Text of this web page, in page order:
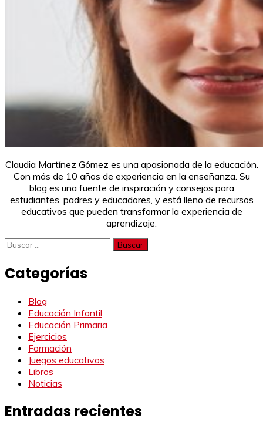
Claudia Martínez Gómez es una apasionada de la educación.
Con más de 10 años de experiencia en la enseñanza. Su
blog es una fuente de inspiración y consejos para
estudiantes, padres y educadores, y está lleno de recursos
educativos que pueden transformar la experiencia de
aprendizaje.
Buscar:
Categorías
Blog
Educación Infantil
Educación Primaria
Ejercicios
Formación
Juegos educativos
Libros
Noticias
Entradas recientes